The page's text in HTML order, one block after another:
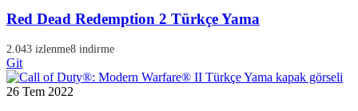
Red Dead Redemption 2 Türkçe Yama
2.043 izlenme8 indirme
Git
26 Tem 2022